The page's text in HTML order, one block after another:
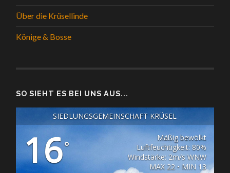
Über die Krüsellinde
Könige & Bosse
SO SIEHT ES BEI UNS AUS...
SIEDLUNGSGEMEINSCHAFT KRÜSEL
16°
Mäßig bewölkt
Luftfeuchtigkeit: 80%
Windstärke: 2m/s WNW
MAX 22 • MIN 13